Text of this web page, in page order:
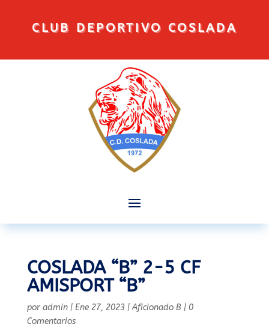
CLUB DEPORTIVO COSLADA
COSLADA “B” 2-5 CF
AMISPORT “B”
por admin| Ene 27, 2023|Aficionado B | 0
Comentarios